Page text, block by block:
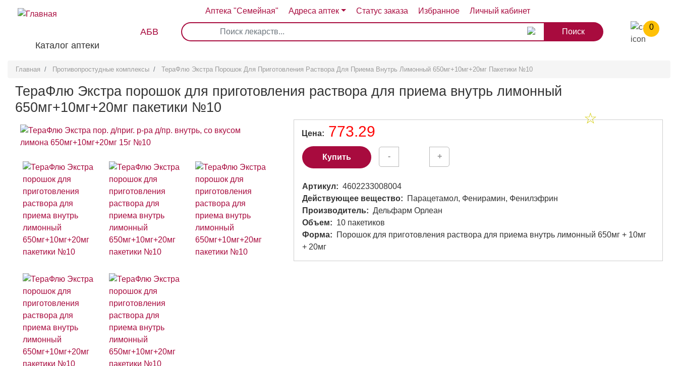
содержанию
Аптека "Семейная" Адреса аптек Статус заказа Избранное Личный кабинет
Каталог аптеки
АБВ 0
2 4 10
Главная Противопростудные комплексы ТераФлю Экстра Порошок Для Приготовления Раствора Для Приема Внутрь Лимонный 650мг+10мг+20мг Пакетики №10
ТераФлю Экстра порошок для приготовления раствора для приема внутрь лимонный
650мг+10мг+20мг пакетики №10
Цена 773.29
Купить - +
Артикул
4602233008004
Действующее вещество
Парацетамол, Фенирамин, Фенилэфрин
Производитель
Дельфарм Орлеан
Объем
10 пакетиков
Форма
Порошок для приготовления раствора для приема внутрь лимонный 650мг + 10мг
+ 20мг